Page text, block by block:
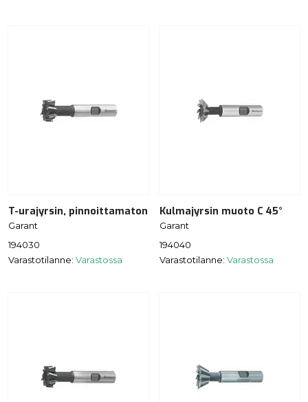
T-urajyrsin, pinnoittamaton
Garant
194030
Varastotilanne: Varastossa
Kulmajyrsin muoto C 45°
Garant
194040
Varastotilanne: Varastossa